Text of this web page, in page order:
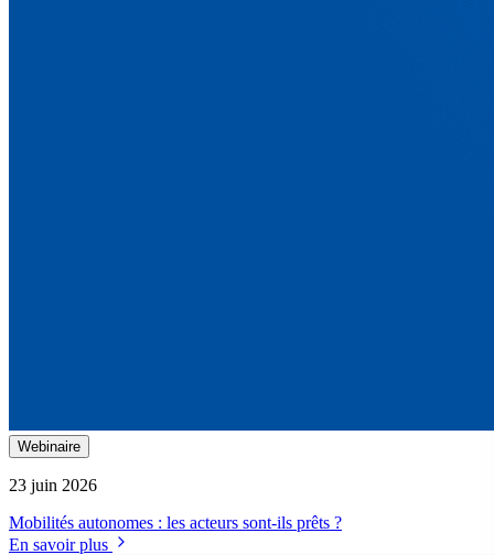
Webinaire
23 juin 2026
Mobilités autonomes : les acteurs sont-ils prêts ?
En savoir plus